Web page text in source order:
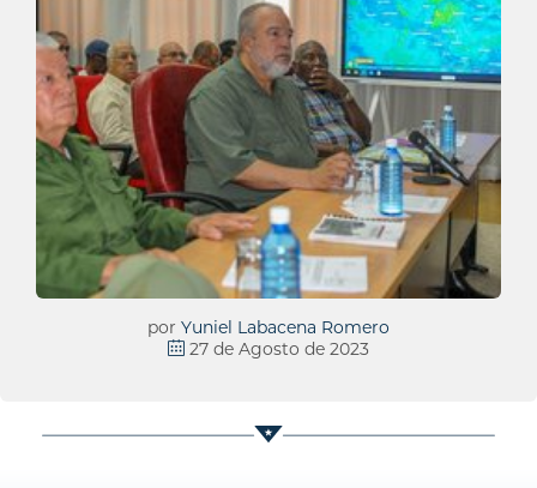
por Yuniel Labacena Romero
27 de Agosto de 2023